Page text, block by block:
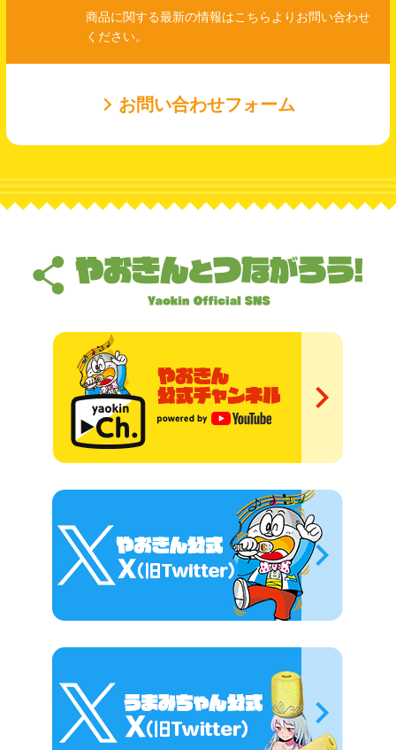
商品に関する最新の情報はこちらよりお問い合わせ
ください。
お問い合わせフォーム